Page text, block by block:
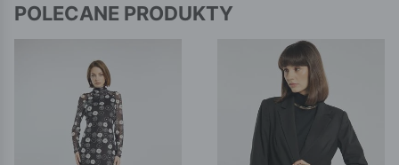
POLECANE PRODUKTY